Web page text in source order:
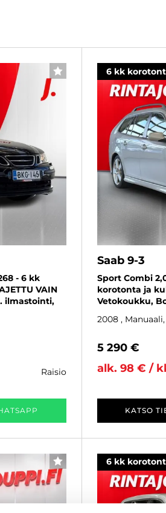
SUOSIKKI
- 6 kk
VAIN
ilmastointi,
raisio
6 kk
Saab 9-3
Sport Combi
korotonta ja
Vetokoukku,
2008 ,
5 290 €
alk. 98 € /
KATSO
SUOSIKKI 6 kk